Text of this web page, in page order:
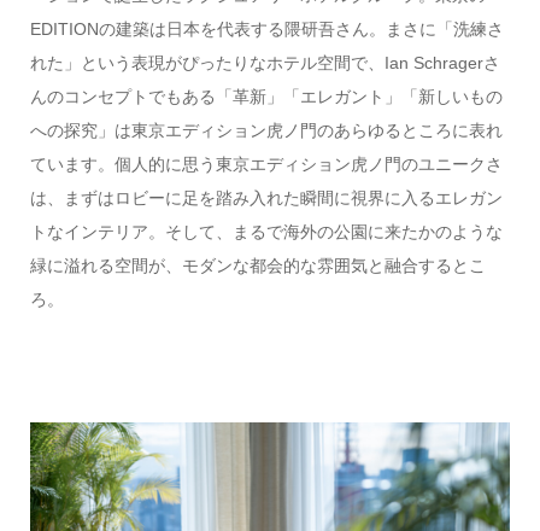
EDITIONの建築は日本を代表する隈研吾さん。まさに「洗練さ
れた」という表現がぴったりなホテル空間で、Ian Schragerさ
んのコンセプトでもある「革新」「エレガント」「新しいもの
への探究」は東京エディション虎ノ門のあらゆるところに表れ
ています。個人的に思う東京エディション虎ノ門のユニークさ
は、まずはロビーに足を踏み入れた瞬間に視界に入るエレガン
トなインテリア。そして、まるで海外の公園に来たかのような
緑に溢れる空間が、モダンな都会的な雰囲気と融合するとこ
ろ。